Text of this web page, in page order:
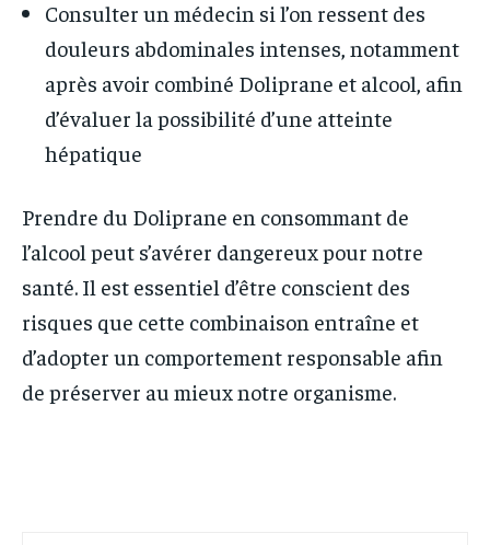
Consulter un médecin si l’on ressent des
douleurs abdominales intenses, notamment
après avoir combiné Doliprane et alcool, afin
d’évaluer la possibilité d’une atteinte
hépatique
Prendre du Doliprane en consommant de
l’alcool peut s’avérer dangereux pour notre
santé. Il est essentiel d’être conscient des
risques que cette combinaison entraîne et
d’adopter un comportement responsable afin
de préserver au mieux notre organisme.